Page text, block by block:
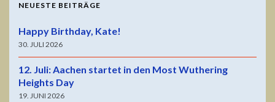
NEUESTE BEITRÄGE
Happy Birthday, Kate!
30. JULI 2026
12. Juli: Aachen startet in den Most Wuthering
Heights Day
19. JUNI 2026